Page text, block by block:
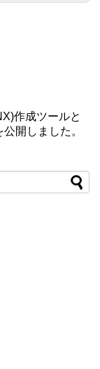
作成ツールと
公開しました。